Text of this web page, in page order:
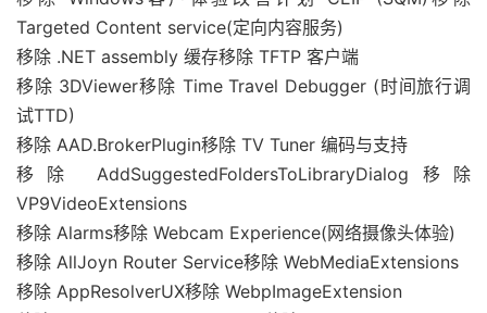
Targeted Content service(定向内容服务)
移除 .NET assembly 缓存移除 TFTP 客户端
移除 3DViewer移除 Time Travel Debugger (时间旅行调
试TTD)
移除 AAD.BrokerPlugin移除 TV Tuner 编码与支持
移除 AddSuggestedFoldersToLibraryDialog移除
VP9VideoExtensions
移除 Alarms移除 Webcam Experience(网络摄像头体验)
移除 AllJoyn Router Service移除 WebMediaExtensions
移除 AppResolverUX移除 WebpImageExtension